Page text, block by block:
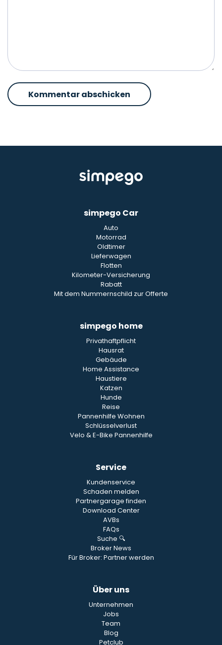
simpego Car
Auto
Motorrad
Oldtimer
Lieferwagen
Flotten
Kilometer-Versicherung
Rabatt
Mit dem Nummernschild zur Offerte
simpego home
Privathaftpflicht
Hausrat
Gebäude
Home Assistance
Haustiere
Katzen
Hunde
Reise
Pannenhilfe Wohnen
Schlüsselverlust
Velo & E-Bike Pannenhilfe
Service
Kundenservice
Schaden melden
Partnergarage finden
Download Center
AVBs
FAQs
Suche 🔍
Broker News
Für Broker: Partner werden
Über uns
Unternehmen
Jobs
Team
Blog
Petclub